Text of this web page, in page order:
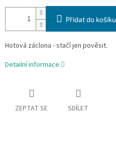
Přidat do košíku
Hotová záclona - stačí jen pověsit.
Detailní informace
ZEPTAT SE SDÍLET